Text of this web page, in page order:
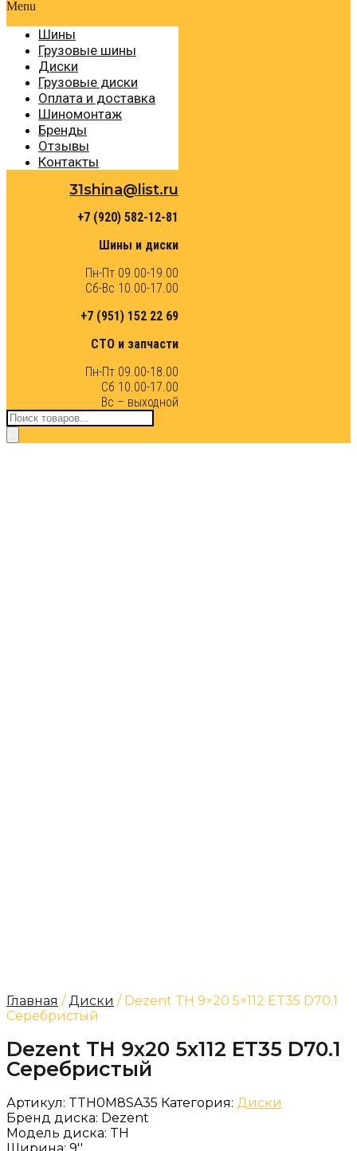
Menu
Шины
Грузовые шины
Диски
Грузовые диски
Оплата и доставка
Шиномонтаж
Бренды
Отзывы
Контакты
31shina@list.ru
+7 (920) 582-12-81
Шины и диски
Пн-Пт 09.00-19.00
Сб-Вс 10.00-17.00
+7 (951) 152 22 69
СТО и запчасти
Пн-Пт 09.00-18.00
Сб 10.00-17.00
Вс – выходной
Поиск
товаров
Главная /Диски / Dezent TH 9×20 5×112 ET35 D70.1
Серебристый
Dezent TH 9x20 5x112 ET35 D70.1
Серебристый
Артикул: TTH0M8SA35 Категория: Диски
Бренд диска: Dezent
Модель диска: TH